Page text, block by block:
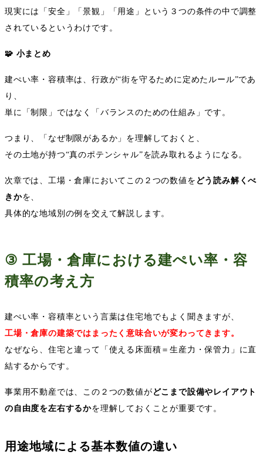
現実には「安全」「景観」「用途」という３つの条件の中で調整
されているというわけです。
🧩 小まとめ
建ぺい率・容積率は、行政が“街を守るために定めたルール”であ
り、
単に「制限」ではなく「バランスのための仕組み」です。
つまり、「なぜ制限があるか」を理解しておくと、
その土地が持つ“真のポテンシャル”を読み取れるようになる。
次章では、工場・倉庫においてこの２つの数値を どう読み解くべ
きかを、
具体的な地域別の例を交えて解説します。
③工場・倉庫における建ぺい率・容
積率の考え方
建ぺい率・容積率という言葉は住宅地でもよく聞きますが、
工場・倉庫の建築ではまったく意味合いが変わってきます。
なぜなら、住宅と違って「使える床面積＝生産力・保管力」に直
結するからです。
事業用不動産では、この２つの数値が どこまで設備やレイアウト
の自由度を左右するかを理解しておくことが重要です。
用途地域による基本数値の違い